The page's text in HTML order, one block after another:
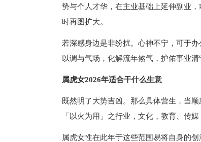
势与个人才华，在主业基础上延伸副业
时再图扩大。
若深感身边是非纷扰。心神不宁，可于
以调与气场，化解流年煞气，护佑事业清
属虎女2026年适合干什么生意
既然明了大势吉凶。那么具体营生，当
「以火为用」之行业，文化，教育、传
属虎女性在此年于这些范围易将自身的